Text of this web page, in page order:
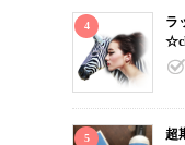
4
ラ
5
超